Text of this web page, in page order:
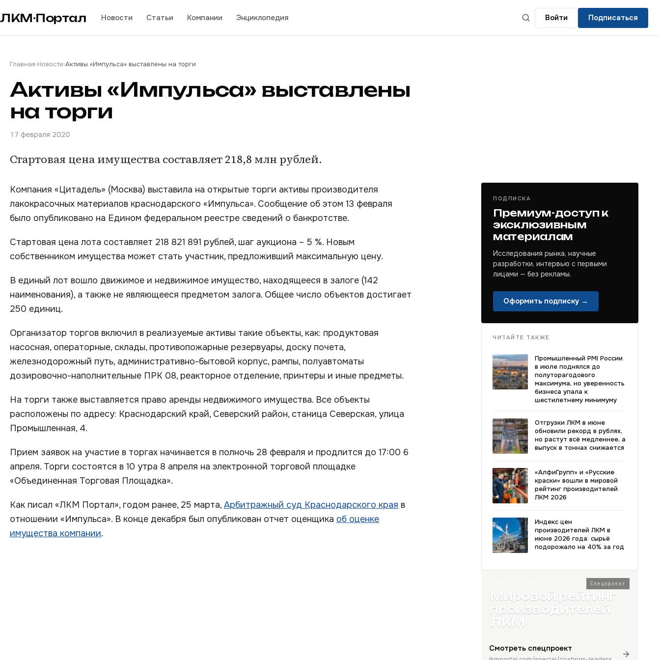
ЛКМ·Портал Новости Статьи Компании Энциклопедия Войти Подписаться
Главная›Новости›Активы «Импульса» выставлены на торги
Активы «Импульса» выставлены
на торги
17 февраля 2020
Стартовая цена имущества составляет 218,8 млн рублей.
Компания «Цитадель» (Москва) выставила на открытые торги активы производителя
лакокрасочных материалов краснодарского «Импульса». Сообщение об этом 13 февраля
было опубликовано на Едином федеральном реестре сведений о банкротстве.
Стартовая цена лота составляет 218 821 891 рублей, шаг аукциона – 5 %. Новым
собственником имущества может стать участник, предложивший максимальную цену.
В единый лот вошло движимое и недвижимое имущество, находящееся в залоге (142
наименования), а также не являющееся предметом залога. Общее число объектов достигает
250 единиц.
Организатор торгов включил в реализуемые активы такие объекты, как: продуктовая
насосная, операторные, склады, противопожарные резервуары, доску почета,
железнодорожный путь, административно-бытовой корпус, рампы, полуавтоматы
дозировочно-наполнительные ПРК 08, реакторное отделение, принтеры и иные предметы.
На торги также выставляется право аренды недвижимого имущества. Все объекты
расположены по адресу: Краснодарский край, Северский район, станица Северская, улица
Промышленная, 4.
Прием заявок на участие в торгах начинается в полночь 28 февраля и продлится до 17:00 6
апреля. Торги состоятся в 10 утра 8 апреля на электронной торговой площадке
«Объединенная Торговая Площадка».
Как писал «ЛКМ Портал», годом ранее, 25 марта,Арбитражный суд Краснодарского края в
отношении «Импульса». В конце декабря был опубликован отчет оценщика об оценке
имущества компании.
ПОДПИСКА
Премиум-доступ к
эксклюзивным
материалам
Исследования рынка, научные
разработки, интервью с первыми
лицами — без рекламы.
Оформить подписку →
ЧИТАЙТЕ ТАКЖЕ
Промышленный PMI России
в июле поднялся до
полуторагодового
максимума, но уверенность
бизнеса упала к
шестилетнему минимуму
Отгрузки ЛКМ в июне
обновили рекорд в рублях,
но растут всё медленнее, а
выпуск в тоннах снижается
«АлфиГрупп» и «Русские
краски» вошли в мировой
рейтинг производителей
ЛКМ 2026
Индекс цен
производителей ЛКМ в
июне 2026 года: сырьё
подорожало на 40% за год
Спецпроект
Мировой рейтинг
производителей
ЛКМ
Смотреть спецпроект